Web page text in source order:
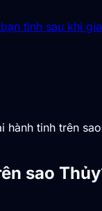
khi giao phối◆9
hành tinh trên
sao